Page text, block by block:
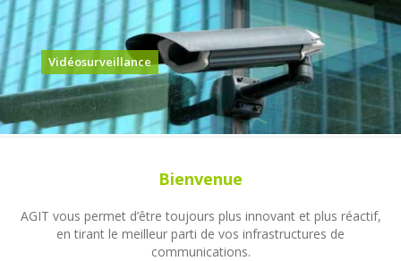
Vidéosurveillance
Bienvenue
AGIT vous permet d’être toujours plus innovant et plus réactif,
en tirant le meilleur parti de vos infrastructures de
communications.